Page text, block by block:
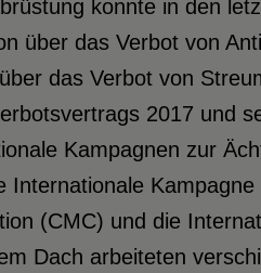
konnte in den
über das Verbot von
das Verbot von
2017 und
Kampagnen zur
Internationale
(CMC) und die
Dach arbeiteten